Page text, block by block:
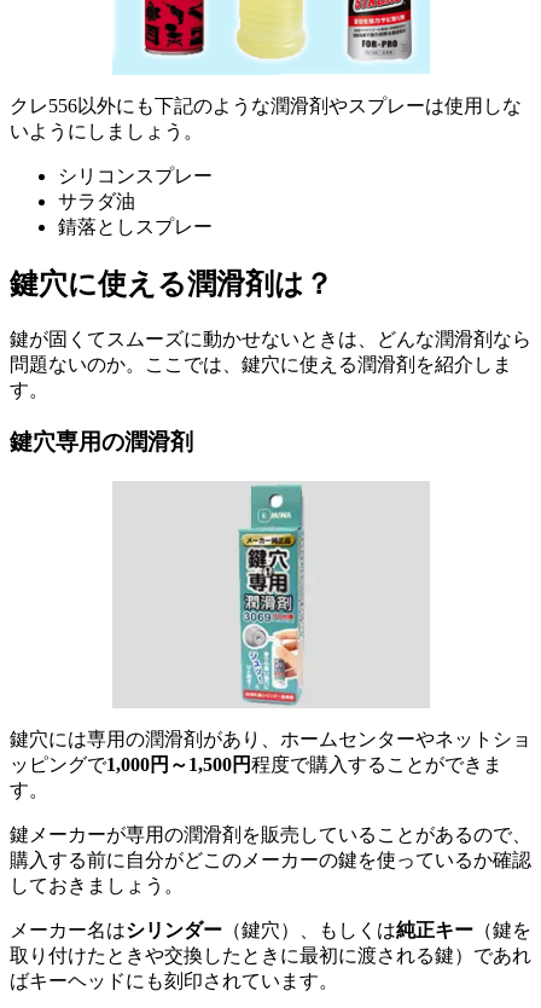
クレ556以外にも下記のような潤滑剤やスプレーは使用しな
いようにしましょう。
シリコンスプレー
サラダ油
錆落としスプレー
鍵穴に使える潤滑剤は？
鍵が固くてスムーズに動かせないときは、どんな潤滑剤なら
問題ないのか。ここでは、鍵穴に使える潤滑剤を紹介しま
す。
鍵穴専用の潤滑剤
鍵穴には専用の潤滑剤があり、ホームセンターやネットショ
ッピングで1,000円～1,500円程度で購入することができま
す。
鍵メーカーが専用の潤滑剤を販売していることがあるので、
購入する前に自分がどこのメーカーの鍵を使っているか確認
しておきましょう。
メーカー名はシリンダー （鍵穴）、もしくは純正キー （鍵を
取り付けたときや交換したときに最初に渡される鍵）であれ
ばキーヘッドにも刻印されています。